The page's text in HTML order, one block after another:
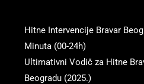
Hitne Intervencije Bravar
Minuta (00-24h)
Ultimativni Vodič za Hitne
Beogradu (2025.)